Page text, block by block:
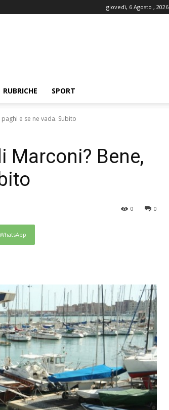
giovedì, 6 Agosto , 2026
RUBRICHE SPORT
e se ne vada. Subito
Marconi? Bene,
0
0
WhatsApp